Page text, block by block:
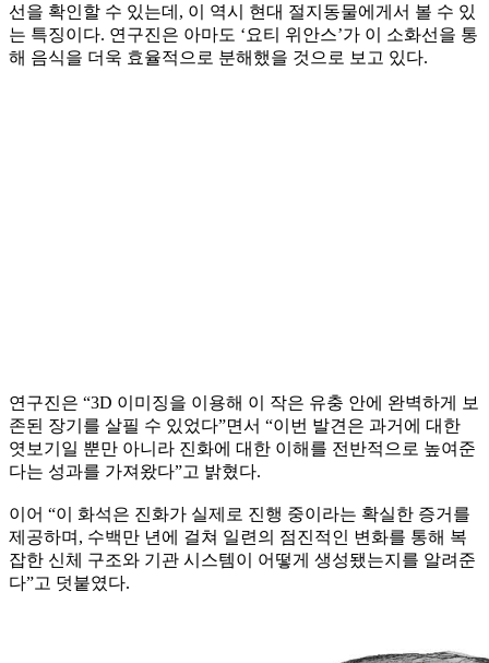
선을 확인할 수 있는데, 이 역시 현대 절지동물에게서 볼 수 있
는 특징이다. 연구진은 아마도 ‘요티 위안스’가 이 소화선을 통
해 음식을 더욱 효율적으로 분해했을 것으로 보고 있다.
연구진은 “3D 이미징을 이용해 이 작은 유충 안에 완벽하게 보
존된 장기를 살필 수 있었다”면서 “이번 발견은 과거에 대한
엿보기일 뿐만 아니라 진화에 대한 이해를 전반적으로 높여준
다는 성과를 가져왔다”고 밝혔다.
이어 “이 화석은 진화가 실제로 진행 중이라는 확실한 증거를
제공하며, 수백만 년에 걸쳐 일련의 점진적인 변화를 통해 복
잡한 신체 구조와 기관 시스템이 어떻게 생성됐는지를 알려준
다”고 덧붙였다.